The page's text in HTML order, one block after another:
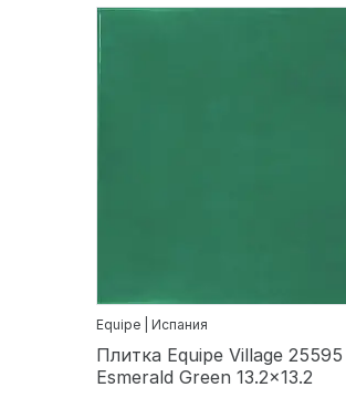
Equipe | Испания
Плитка Equipe Village 25595
Esmerald Green 13.2x13.2